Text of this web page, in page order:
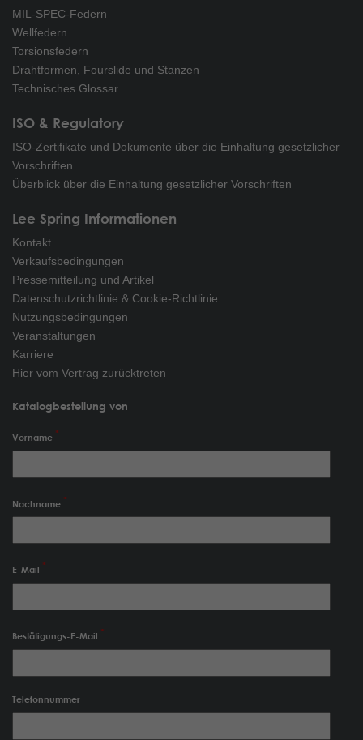
MIL-SPEC-Federn
Wellfedern
Torsionsfedern
Drahtformen, Fourslide und Stanzen
Technisches Glossar
ISO & Regulatory
ISO-Zertifikate und Dokumente über die Einhaltung gesetzlicher
Vorschriften
Überblick über die Einhaltung gesetzlicher Vorschriften
Lee Spring Informationen
Kontakt
Verkaufsbedingungen
Pressemitteilung und Artikel
Datenschutzrichtlinie & Cookie-Richtlinie
Nutzungsbedingungen
Veranstaltungen
Karriere
Hier vom Vertrag zurücktreten
Katalogbestellung von
Vorname
Nachname
E-Mail
Bestätigungs-E-Mail
Telefonnummer